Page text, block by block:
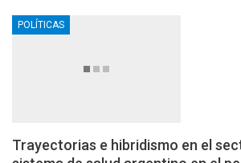
POLÍTICAS
Trayectorias e hibridismo en el